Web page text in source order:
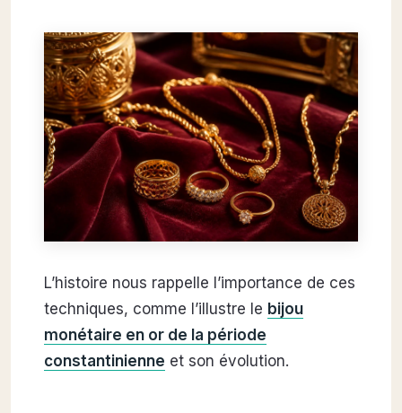
L’histoire nous rappelle l’importance de ces
techniques, comme l’illustre le bijou
monétaire en or de la période
constantinienne et son évolution.